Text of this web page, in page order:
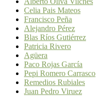
Celia Pais Mateos
Francisco Peña
Alejandro Pérez
Blas Ríos Gutiérrez
Patricia Rivero
Agüera
Paco Rojas García
Pepi Romero Carrasco
Remedios Rubiales
Juan Pedro Viruez